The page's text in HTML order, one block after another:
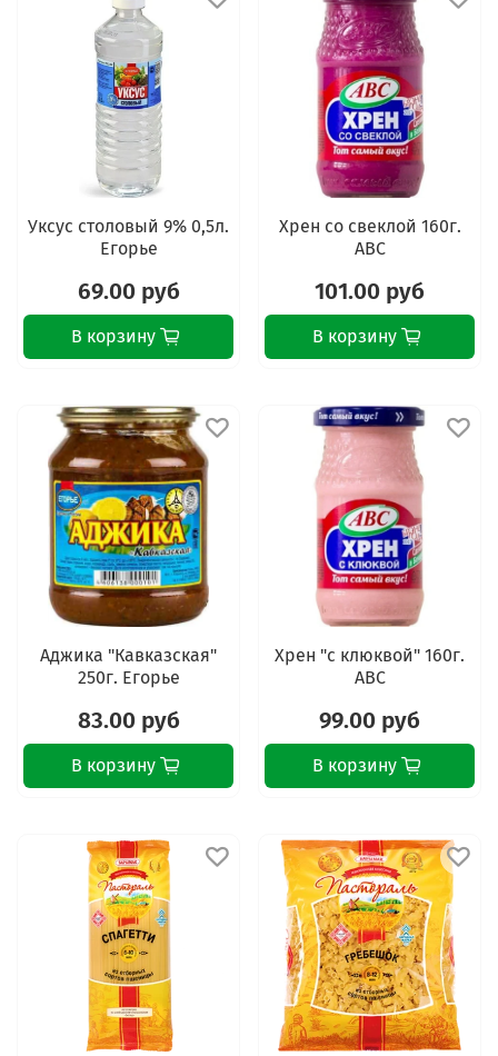
Уксус столовый 9% 0,5л.
Егорье
69.00 руб
В корзину
Хрен со свеклой 160г.
АВС
101.00 руб
В корзину
Аджика "Кавказская"
250г. Егорье
83.00 руб
В корзину
Хрен "с клюквой" 160г.
АВС
99.00 руб
В корзину